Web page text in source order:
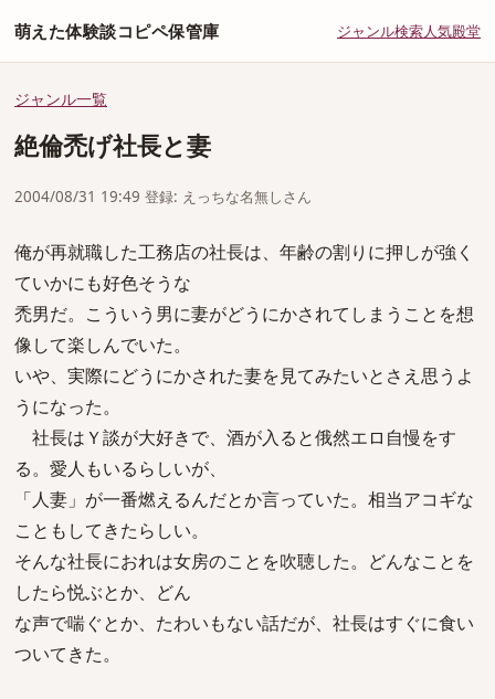
萌えた体験談コピペ保管庫 ジャンル検索人気殿堂
ジャンル一覧
絶倫禿げ社長と妻
2004/08/31 19:49 登録: えっちな名無しさん
俺が再就職した工務店の社長は、年齢の割りに押しが強く
ていかにも好色そうな
禿男だ。こういう男に妻がどうにかされてしまうことを想
像して楽しんでいた。
いや、実際にどうにかされた妻を見てみたいとさえ思うよ
うになった。
社長はＹ談が大好きで、酒が入ると俄然エロ自慢をす
る。愛人もいるらしいが、
「人妻」が一番燃えるんだとか言っていた。相当アコギな
こともしてきたらしい。
そんな社長におれは女房のことを吹聴した。どんなことを
したら悦ぶとか、どん
な声で喘ぐとか、たわいもない話だが、社長はすぐに食い
ついてきた。